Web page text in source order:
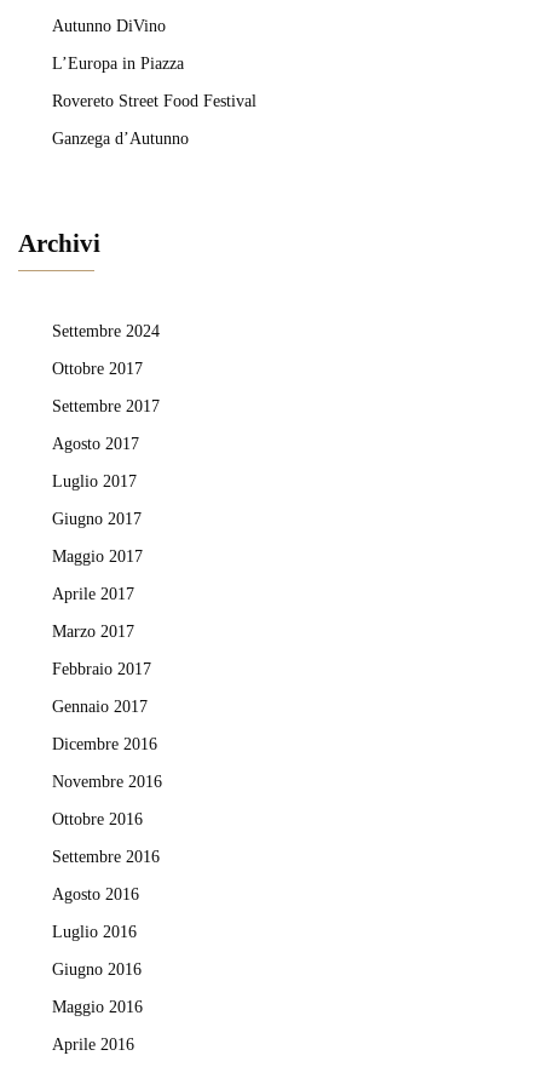
Autunno DiVino
L’Europa in Piazza
Rovereto Street Food Festival
Ganzega d’Autunno
Archivi
Settembre 2024
Ottobre 2017
Settembre 2017
Agosto 2017
Luglio 2017
Giugno 2017
Maggio 2017
Aprile 2017
Marzo 2017
Febbraio 2017
Gennaio 2017
Dicembre 2016
Novembre 2016
Ottobre 2016
Settembre 2016
Agosto 2016
Luglio 2016
Giugno 2016
Maggio 2016
Aprile 2016